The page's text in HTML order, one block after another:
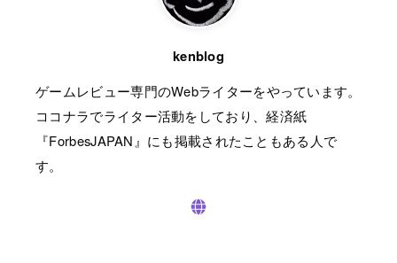
kenblog
ゲームレビュー専門のWebライターをやっています。
ココナラでライター活動をしており、経済紙
『ForbesJAPAN』にも掲載されたこともある人で
す。